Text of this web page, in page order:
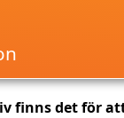
finns det för